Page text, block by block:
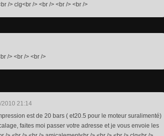
/> clg<br /> <br /> <br /> <br />
/> <br /> <br />
2010 21:14
est de 20 bars ( et20.5 pour le moteur suralimenté)
faites moi passer votre adresse et je vous envoie les